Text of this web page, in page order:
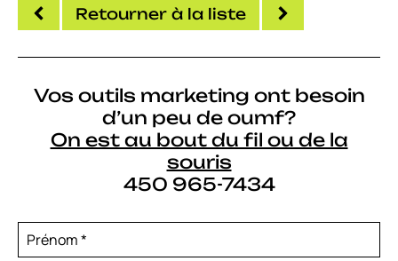
Retourner à la liste
Vos outils marketing ont besoin
d’un peu de oumf?
On est au bout du fil ou de la
souris
450 965-7434
Prénom*